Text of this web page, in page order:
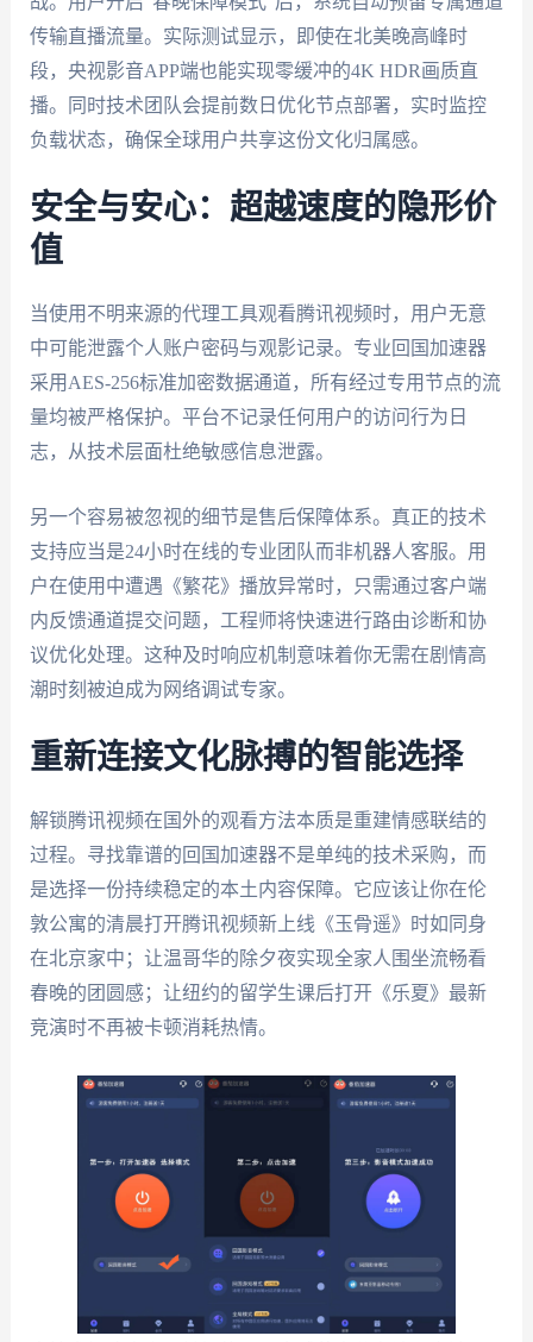
传输直播流量。实际测试显示，即使在北美晚高峰时
段，央视影音APP端也能实现零缓冲的4K HDR画质直
播。同时技术团队会提前数日优化节点部署，实时监控
负载状态，确保全球用户共享这份文化归属感。
安全与安心：超越速度的隐形价
值
当使用不明来源的代理工具观看腾讯视频时，用户无意
中可能泄露个人账户密码与观影记录。专业回国加速器
采用AES-256标准加密数据通道，所有经过专用节点的流
量均被严格保护。平台不记录任何用户的访问行为日
志，从技术层面杜绝敏感信息泄露。
另一个容易被忽视的细节是售后保障体系。真正的技术
支持应当是24小时在线的专业团队而非机器人客服。用
户在使用中遭遇《繁花》播放异常时，只需通过客户端
内反馈通道提交问题，工程师将快速进行路由诊断和协
议优化处理。这种及时响应机制意味着你无需在剧情高
潮时刻被迫成为网络调试专家。
重新连接文化脉搏的智能选择
解锁腾讯视频在国外的观看方法本质是重建情感联结的
过程。寻找靠谱的回国加速器不是单纯的技术采购，而
是选择一份持续稳定的本土内容保障。它应该让你在伦
敦公寓的清晨打开腾讯视频新上线《玉骨遥》时如同身
在北京家中；让温哥华的除夕夜实现全家人围坐流畅看
春晚的团圆感；让纽约的留学生课后打开《乐夏》最新
竞演时不再被卡顿消耗热情。